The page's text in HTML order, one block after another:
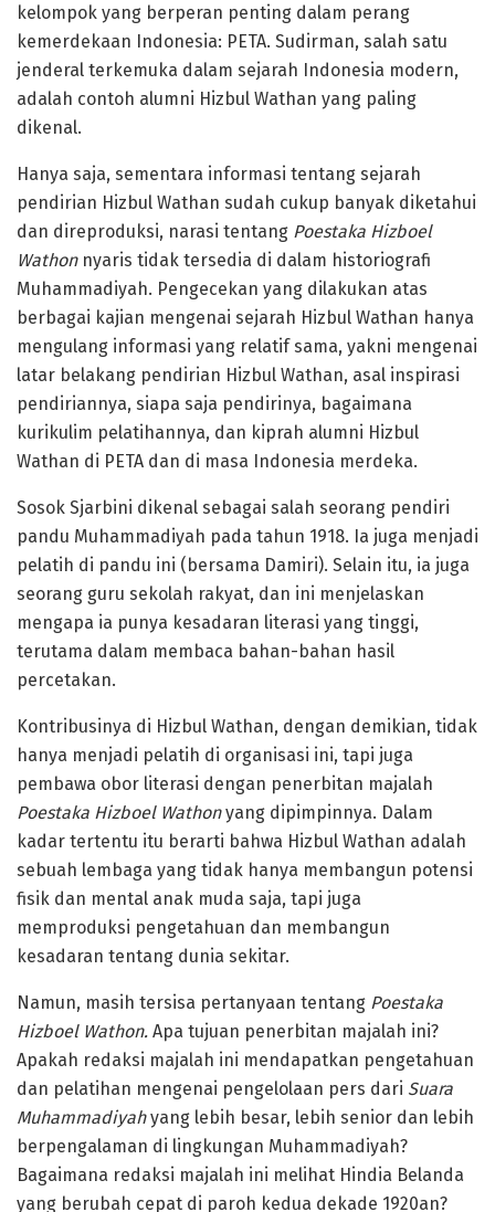
kelompok yang berperan penting dalam perang
kemerdekaan Indonesia: PETA. Sudirman, salah satu
jenderal terkemuka dalam sejarah Indonesia modern,
adalah contoh alumni Hizbul Wathan yang paling
dikenal.
Hanya saja, sementara informasi tentang sejarah
pendirian Hizbul Wathan sudah cukup banyak diketahui
dan direproduksi, narasi tentang Poestaka Hizboel
Wathon nyaris tidak tersedia di dalam historiografi
Muhammadiyah. Pengecekan yang dilakukan atas
berbagai kajian mengenai sejarah Hizbul Wathan hanya
mengulang informasi yang relatif sama, yakni mengenai
latar belakang pendirian Hizbul Wathan, asal inspirasi
pendiriannya, siapa saja pendirinya, bagaimana
kurikulim pelatihannya, dan kiprah alumni Hizbul
Wathan di PETA dan di masa Indonesia merdeka.
Sosok Sjarbini dikenal sebagai salah seorang pendiri
pandu Muhammadiyah pada tahun 1918. Ia juga menjadi
pelatih di pandu ini (bersama Damiri). Selain itu, ia juga
seorang guru sekolah rakyat, dan ini menjelaskan
mengapa ia punya kesadaran literasi yang tinggi,
terutama dalam membaca bahan-bahan hasil
percetakan.
Kontribusinya di Hizbul Wathan, dengan demikian, tidak
hanya menjadi pelatih di organisasi ini, tapi juga
pembawa obor literasi dengan penerbitan majalah
Poestaka Hizboel Wathonyang dipimpinnya. Dalam
kadar tertentu itu berarti bahwa Hizbul Wathan adalah
sebuah lembaga yang tidak hanya membangun potensi
fisik dan mental anak muda saja, tapi juga
memproduksi pengetahuan dan membangun
kesadaran tentang dunia sekitar.
Namun, masih tersisa pertanyaan tentang Poestaka
Hizboel Wathon. Apa tujuan penerbitan majalah ini?
Apakah redaksi majalah ini mendapatkan pengetahuan
dan pelatihan mengenai pengelolaan pers dari Suara
Muhammadiyahyang lebih besar, lebih senior dan lebih
berpengalaman di lingkungan Muhammadiyah?
Bagaimana redaksi majalah ini melihat Hindia Belanda
yang berubah cepat di paroh kedua dekade 1920an?